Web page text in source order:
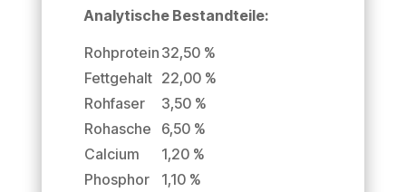
Analytische Bestandteile:
Rohprotein 32,50 %
Fettgehalt 22,00 %
Rohfaser
3,50 %
Rohasche
6,50 %
Calcium
1,20 %
Phosphor
1,10 %